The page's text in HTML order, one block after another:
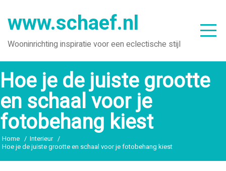
naar
inhoud
www.schaef.nl
Wooninrichting inspiratie voor een eclectische stijl
Hoe je de juiste grootte
en schaal voor je
fotobehang kiest
Home
Interieur
Hoe je de juiste grootte en schaal voor je fotobehang kiest